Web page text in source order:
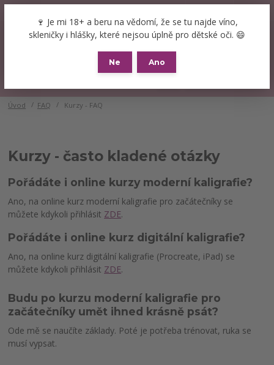
🍷 Je mi 18+ a beru na vědomí, že se tu najde víno,
skleničky i hlášky, které nejsou úplně pro dětské oči. 😄
Ne
Ano
0 Kč
Úvod FAQ Kurzy - FAQ
Kurzy - často kladené otázky
Pořádáte i online kurzy moderní kaligrafie?
Ano, na online kurz moderní kaligrafie pro začátečníky se
můžete kdykoli přihlásit ZDE.
Pořádáte i online kurz digitální kaligrafie?
Ano, na online kurz digitální kaligrafie (Procreate, iPad) se
můžete kdykoli přihlásit ZDE.
Budu po kurzu moderní kaligrafie pro
začátečníky umět ihned krásně psát?
Ode mě se naučíte základy. Poté je potřeba trénovat, ruka se
musí vypsat.